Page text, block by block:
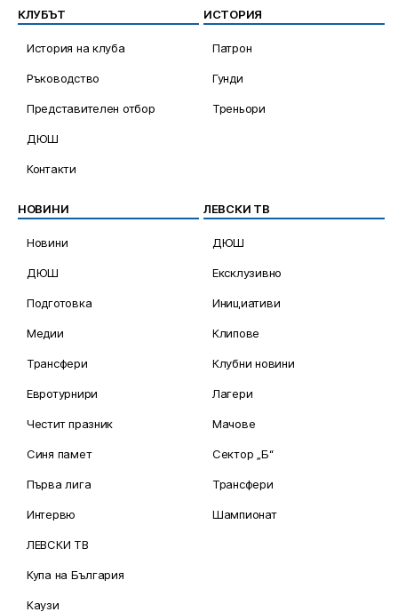
КЛУБЪТ
История на клуба
Ръководство
Представителен отбор
ДЮШ
Контакти
ИСТОРИЯ
Патрон
Гунди
Треньори
НОВИНИ
Новини
ДЮШ
Подготовка
Медии
Трансфери
Евротурнири
Честит празник
Синя памет
Първа лига
Интервю
ЛЕВСКИ ТВ
Купа на България
Каузи
ЛЕВСКИ ТВ
ДЮШ
Ексклузивно
Инициативи
Клипове
Клубни новини
Лагери
Мачове
Сектор „Б“
Трансфери
Шампионат